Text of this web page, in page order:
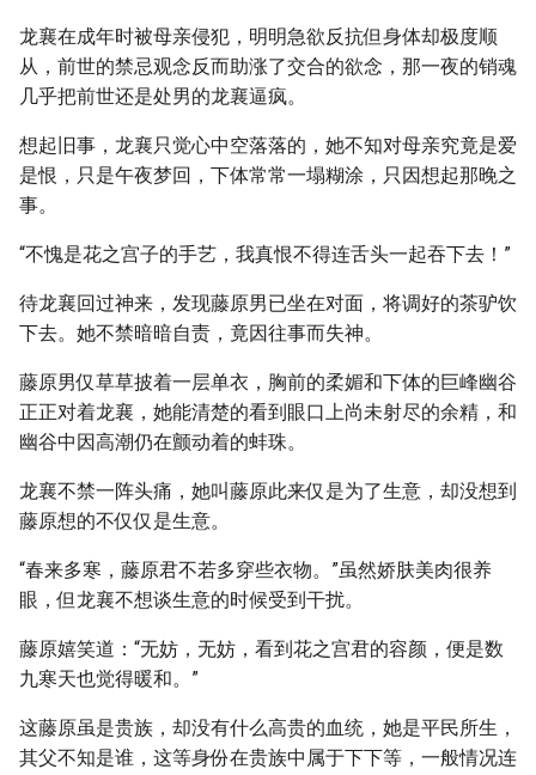
龙襄在成年时被母亲侵犯，明明急欲反抗但身体却极度顺
从，前世的禁忌观念反而助涨了交合的欲念，那一夜的销魂
几乎把前世还是处男的龙襄逼疯。
想起旧事，龙襄只觉心中空落落的，她不知对母亲究竟是爱
是恨，只是午夜梦回，下体常常一塌糊涂，只因想起那晚之
事。
“不愧是花之宫子的手艺，我真恨不得连舌头一起吞下去！”
待龙襄回过神来，发现藤原男已坐在对面，将调好的茶驴饮
下去。她不禁暗暗自责，竟因往事而失神。
藤原男仅草草披着一层单衣，胸前的柔媚和下体的巨峰幽谷
正正对着龙襄，她能清楚的看到眼口上尚未射尽的余精，和
幽谷中因高潮仍在颤动着的蚌珠。
龙襄不禁一阵头痛，她叫藤原此来仅是为了生意，却没想到
藤原想的不仅仅是生意。
“春来多寒，藤原君不若多穿些衣物。”虽然娇肤美肉很养
眼，但龙襄不想谈生意的时候受到干扰。
藤原嬉笑道：“无妨，无妨，看到花之宫君的容颜，便是数
九寒天也觉得暖和。”
这藤原虽是贵族，却没有什么高贵的血统，她是平民所生，
其父不知是谁，这等身份在贵族中属于下下等，一般情况连